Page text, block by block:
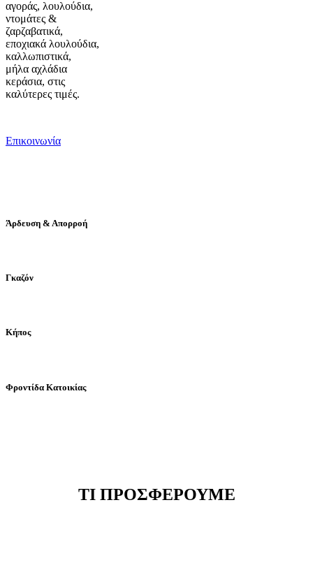
αγοράς, λουλούδια,
ντομάτες &
ζαρζαβατικά,
εποχιακά λουλούδια,
καλλωπιστικά,
μήλα αχλάδια
κεράσια, στις
καλύτερες τιμές.
Επικοινωνία
Άρδευση & Απορροή
Γκαζόν
Κήπος
Φροντίδα Κατοικίας
ΤΙ ΠΡΟΣΦΕΡΟΥΜΕ